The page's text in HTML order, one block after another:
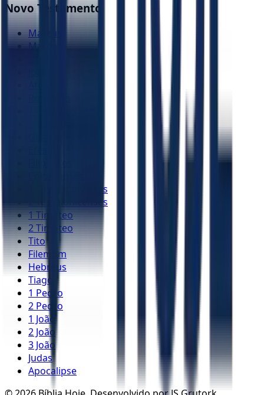
Novo Testamento
Mateus
Marcos
1 Tessalonicenses
2 Tessalonicenses
1 Timóteo
2 Timóteo
Tito
Filemom
Hebreus
Tiago
1 Pedro
2 Pedro
1 João
2 João
3 João
Judas
Apocalipse